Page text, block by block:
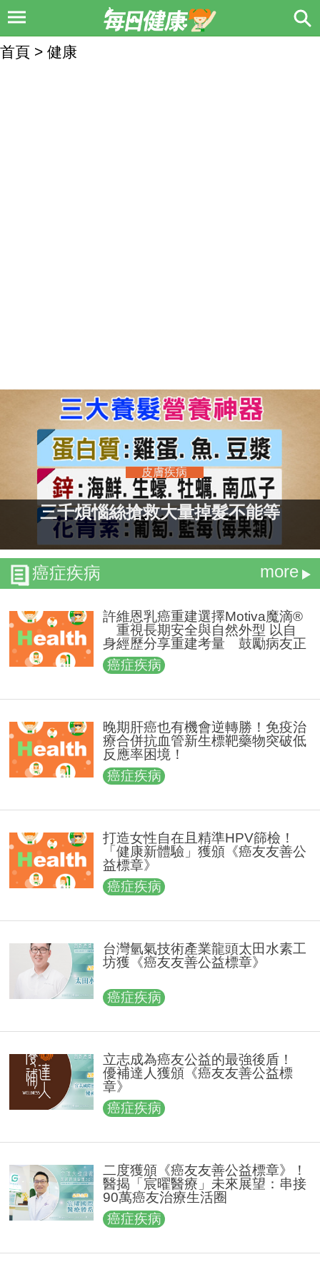
首頁 > 健康
皮膚疾病
三千煩惱絲搶救大量掉髮不能等
癌症疾病 more
許維恩乳癌重建選擇Motiva魔滴®
重視長期安全與自然外型 以自
身經歷分享重建考量 鼓勵病友正
向面對治療歷程
癌症疾病
晚期肝癌也有機會逆轉勝！免疫治
療合併抗血管新生標靶藥物突破低
反應率困境！
癌症疾病
打造女性自在且精準HPV篩檢！
「健康新體驗」獲頒《癌友友善公
益標章》
癌症疾病
台灣氫氣技術產業龍頭太田水素工
坊獲《癌友友善公益標章》
癌症疾病
立志成為癌友公益的最強後盾！
優補達人獲頒《癌友友善公益標
章》
癌症疾病
二度獲頒《癌友友善公益標章》！
醫揭「宸曜醫療」未來展望：串接
90萬癌友治療生活圈
癌症疾病